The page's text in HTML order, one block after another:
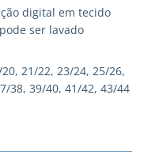
digital em tecido
ser lavado
21/22, 23/24, 25/26,
38, 39/40, 41/42, 43/44